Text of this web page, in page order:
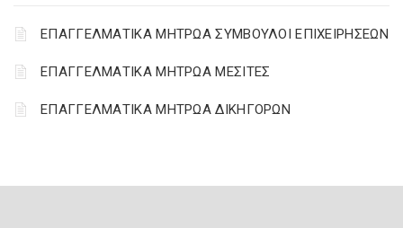
ΕΠΑΓΓΕΛΜΑΤΙΚΑ ΜΗΤΡΩΑ ΣΥΜΒΟΥΛΟΙ ΕΠΙΧΕΙΡΗΣΕΩΝ
ΕΠΑΓΓΕΛΜΑΤΙΚΑ ΜΗΤΡΩΑ ΜΕΣΙΤΕΣ
ΕΠΑΓΓΕΛΜΑΤΙΚΑ ΜΗΤΡΩΑ ΔΙΚΗΓΟΡΩΝ